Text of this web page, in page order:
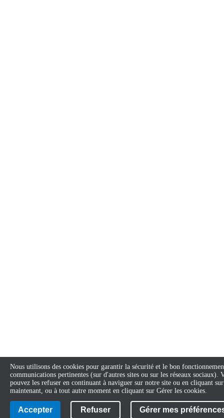
Nous utilisons des cookies pour garantir la sécurité et le bon
communications pertinentes (sur d'autres sites ou sur les réseaux
pouvez les refuser en continuant à naviguer sur notre site ou en cliquant
maintenant, ou à tout autre moment en cliquant sur Gérer les cookies.
Accepter Refuser Gérer mes